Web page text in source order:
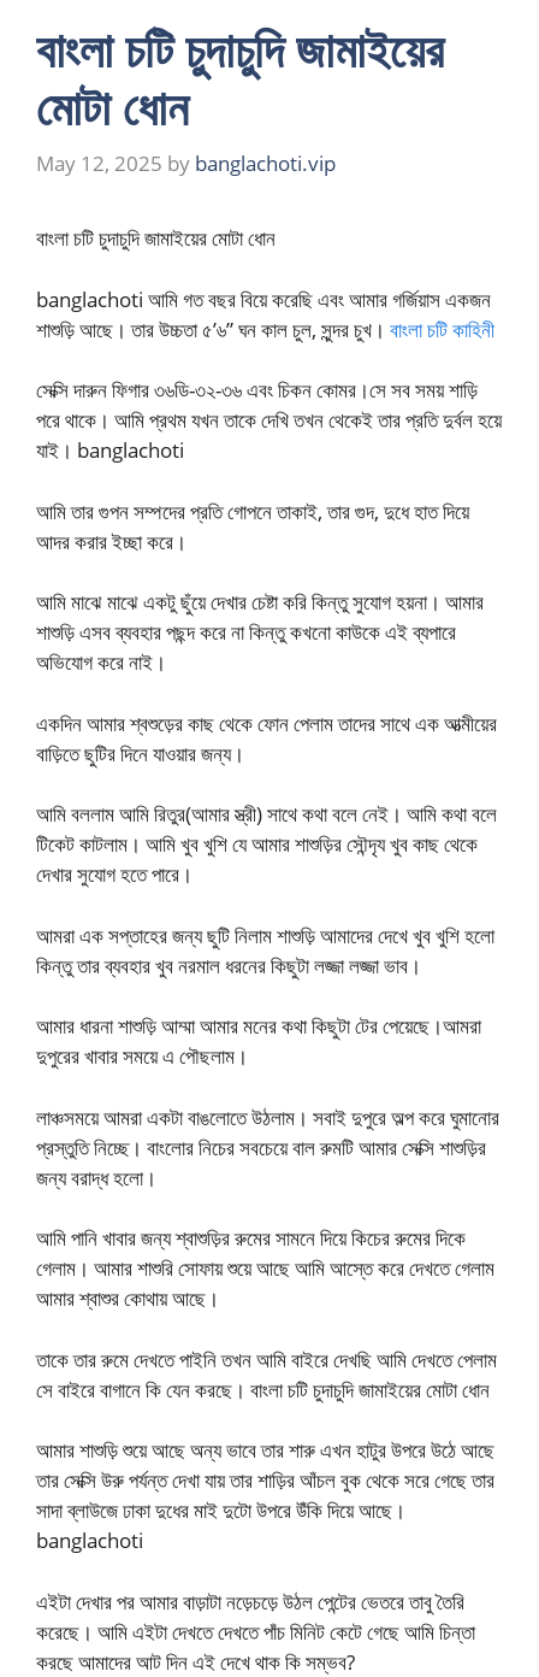
বাংলা চটি চুদাচুদি জামাইয়ের
মোটা ধোন
May 12, 2025 by banglachoti.vip
বাংলা চটি চুদাচুদি জামাইয়ের মোটা ধোন
banglachoti আমি গত বছর বিয়ে করেছি এবং আমার গর্জিয়াস একজন
শাশুড়ি আছে। তার উচ্চতা ৫‌’৬” ঘন কাল চুল, সুন্দর চুখ। বাংলা চটি কাহিনী
সেক্সি দারুন ফিগার ৩৬ডি-৩২-৩৬ এবং চিকন কোমর।সে সব সময় শাড়ি
পরে থাকে। আমি প্রথম যখন তাকে দেখি তখন থেকেই তার প্রতি দুর্বল হয়ে
যাই। banglachoti
আমি তার গুপন সম্পদের প্রতি গোপনে তাকাই, তার গুদ, দুধে হাত দিয়ে
আদর করার ইচ্ছা করে।
আমি মাঝে মাঝে একটু ছুঁয়ে দেখার চেষ্টা করি কিন্তু সুযোগ হয়না। আমার
শাশুড়ি এসব ব্যবহার পছন্দ করে না কিন্তু কখনো কাউকে এই ব্যপারে
অভিযোগ করে নাই।
একদিন আমার শ্বশুড়ের কাছ থেকে ফোন পেলাম তাদের সাথে এক আত্মীয়ের
বাড়িতে ছুটির দিনে যাওয়ার জন্য।
আমি বললাম আমি রিতুর(আমার স্ত্রী) সাথে কথা বলে নেই। আমি কথা বলে
টিকেট কাটলাম। আমি খুব খুশি যে আমার শাশুড়ির সৌন্দৃয খুব কাছ থেকে
দেখার সুযোগ হতে পারে।
আমরা এক সপ্তাহের জন্য ছুটি নিলাম শাশুড়ি আমাদের দেখে খুব খুশি হলো
কিন্তু তার ব্যবহার খুব নরমাল ধরনের কিছুটা লজ্জা লজ্জা ভাব।
আমার ধারনা শাশুড়ি আম্মা আমার মনের কথা কিছুটা টের পেয়েছে।আমরা
দুপুরের খাবার সময়ে এ পৌছলাম।
লাঞ্চসময়ে আমরা একটা বাঙলোতে উঠলাম। সবাই দুপুরে অল্প করে ঘুমানোর
প্রস্তুতি নিচ্ছে। বাংলোর নিচের সবচেয়ে বাল রুমটি আমার সেক্সি শাশুড়ির
জন্য বরাদ্ধ হলো।
আমি পানি খাবার জন্য শ্বাশুড়ির রুমের সামনে দিয়ে কিচের রুমের দিকে
গেলাম। আমার শাশুরি সোফায় শুয়ে আছে আমি আস্তে করে দেখতে গেলাম
আমার শ্বাশুর কোথায় আছে।
তাকে তার রুমে দেখতে পাইনি তখন আমি বাইরে দেখছি আমি দেখতে পেলাম
সে বাইরে বাগানে কি যেন করছে। বাংলা চটি চুদাচুদি জামাইয়ের মোটা ধোন
আমার শাশুড়ি শুয়ে আছে অন্য ভাবে তার শারু এখন হাটুর উপরে উঠে আছে
তার সেক্সি উরু পর্যন্ত দেখা যায় তার শাড়ির আঁচল বুক থেকে সরে গেছে তার
সাদা ব্লাউজে ঢাকা দুধের মাই দুটো উপরে উঁকি দিয়ে আছে।
banglachoti
এইটা দেখার পর আমার বাড়াটা নড়েচড়ে উঠল পেন্টের ভেতরে তাবু তৈরি
করেছে। আমি এইটা দেখতে দেখতে পাঁচ মিনিট কেটে গেছে আমি চিন্তা
করছে আমাদের আট দিন এই দেখে থাক কি সম্ভব?